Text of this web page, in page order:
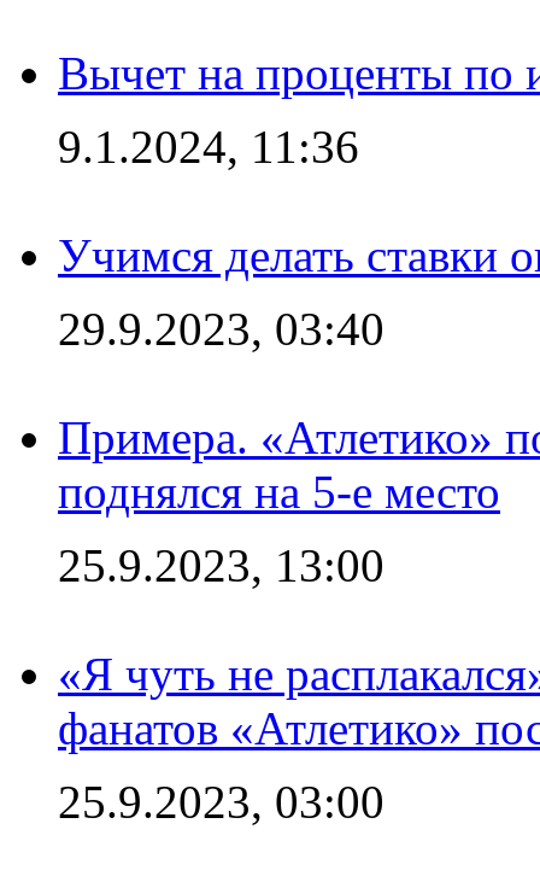
Вычет на проценты по
9.1.2024, 11:36
Учимся делать ставки
29.9.2023, 03:40
Примера. «Атлетико»
поднялся на 5-е место
25.9.2023, 13:00
«Я чуть не
фанатов «Атлетико»
25.9.2023, 03:00